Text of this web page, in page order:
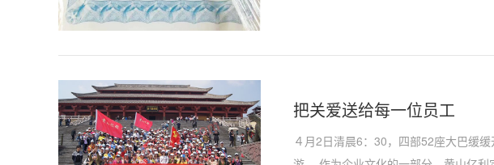
把关爱送给每一位员工
４月2日清晨6：30，四部52座大巴缓